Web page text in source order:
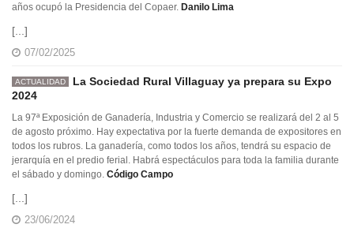
años ocupó la Presidencia del Copaer. Danilo Lima
[...]
07/02/2025
ACTUALIDAD
La Sociedad Rural Villaguay ya prepara su Expo
2024
La 97ª Exposición de Ganadería, Industria y Comercio se realizará del 2 al 5
de agosto próximo. Hay expectativa por la fuerte demanda de expositores en
todos los rubros. La ganadería, como todos los años, tendrá su espacio de
jerarquía en el predio ferial. Habrá espectáculos para toda la familia durante
el sábado y domingo. Código Campo
[...]
23/06/2024